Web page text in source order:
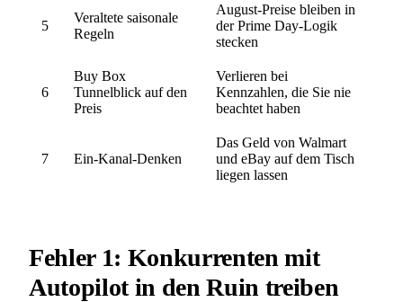
5
Veraltete saisonale
Regeln
August-Preise bleiben in
der Prime Day-Logik
stecken
6
Buy Box
Tunnelblick auf den
Preis
Verlieren bei
Kennzahlen, die Sie nie
beachtet haben
7 Ein-Kanal-Denken
Das Geld von Walmart
und eBay auf dem Tisch
liegen lassen
Fehler 1: Konkurrenten mit
Autopilot in den Ruin treiben